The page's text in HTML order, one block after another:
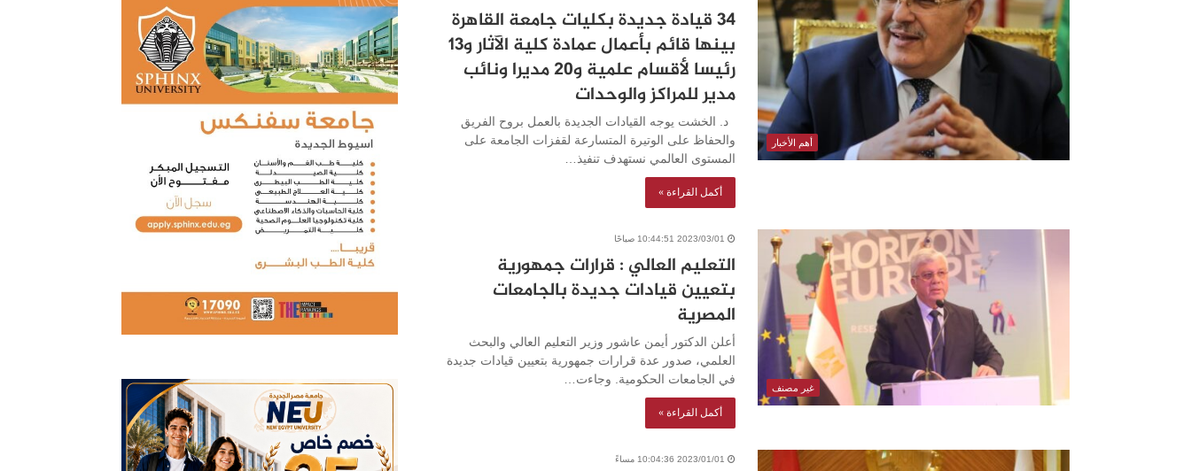
أهم الأخبار
34 قيادة جديدة بكليات جامعة القاهرة
بينها قائم بأعمال عمادة كلية الآثار و13
رئيسا لأقسام علمية و20 مديرا ونائب
مدير للمراكز والوحدات
د. الخشت يوجه القيادات الجديدة بالعمل بروح الفريق
والحفاظ على الوتيرة المتسارعة لقفزات الجامعة على
المستوى العالمي نستهدف تنفيذ…
أكمل القراءة »
غير مصنف
2023/03/01 10:44:51 صباحًا
التعليم العالي : قرارات جمهورية
بتعيين قيادات جديدة بالجامعات
المصرية
أعلن الدكتور أيمن عاشور وزير التعليم العالي والبحث
العلمي، صدور عدة قرارات جمهورية بتعيين قيادات جديدة
في الجامعات الحكومية. وجاءت…
أكمل القراءة »
2023/01/01 10:04:36 مساءً